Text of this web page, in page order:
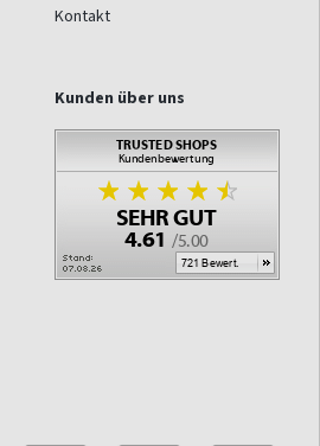
Kontakt
Kunden über uns